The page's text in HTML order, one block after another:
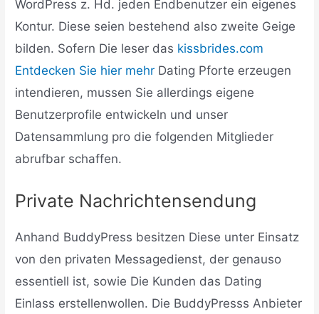
WordPress z. Hd. jeden Endbenutzer ein eigenes
Kontur. Diese seien bestehend also zweite Geige
bilden. Sofern Die leser das kissbrides.com
Entdecken Sie hier mehr Dating Pforte erzeugen
intendieren, mussen Sie allerdings eigene
Benutzerprofile entwickeln und unser
Datensammlung pro die folgenden Mitglieder
abrufbar schaffen.
Private Nachrichtensendung
Anhand BuddyPress besitzen Diese unter Einsatz
von den privaten Messagedienst, der genauso
essentiell ist, sowie Die Kunden das Dating
Einlass erstellenwollen. Die BuddyPresss Anbieter